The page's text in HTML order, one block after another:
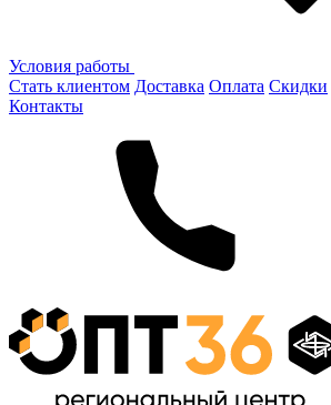
Условия работы
Стать клиентом Доставка Оплата Скидки
Контакты